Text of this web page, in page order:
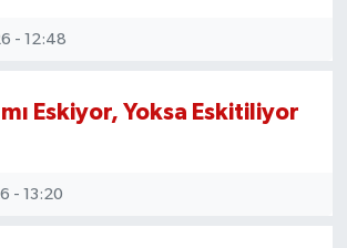
- 12:48
Eskiyor, Yoksa Eskitiliyor
- 13:20